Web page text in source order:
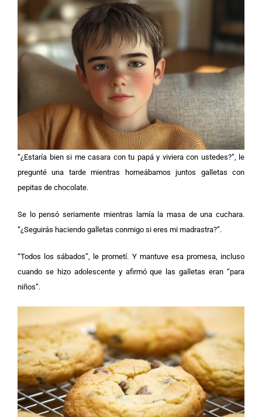
“¿Estaría bien si me casara con tu papá y viviera con ustedes?”, le
pregunté una tarde mientras horneábamos juntos galletas con
pepitas de chocolate.
Se lo pensó seriamente mientras lamía la masa de una cuchara.
“¿Seguirás haciendo galletas conmigo si eres mi madrastra?”.
“Todos los sábados”, le prometí. Y mantuve esa promesa, incluso
cuando se hizo adolescente y afirmó que las galletas eran “para
niños”.